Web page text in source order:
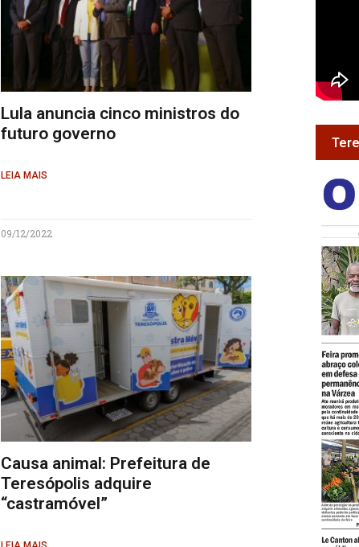
Lula anuncia cinco ministros do
futuro governo
LEIA MAIS
09/12/2022
Causa animal: Prefeitura de
Teresópolis adquire
“castramóvel”